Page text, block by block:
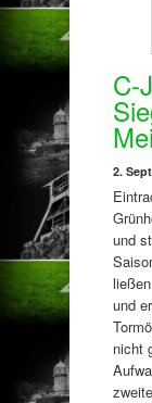
C-
2.
und
und
nicht